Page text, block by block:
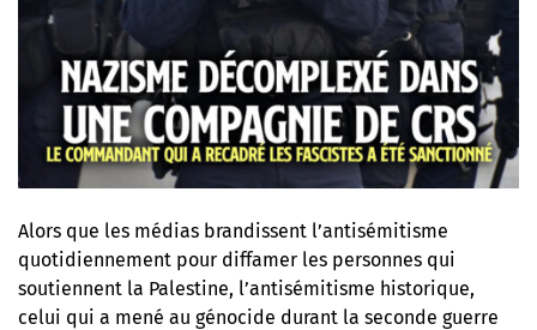
Alors que les médias brandissent l’antisémitisme
quotidiennement pour diffamer les personnes qui
soutiennent la Palestine, l’antisémitisme historique,
celui qui a mené au génocide durant la seconde guerre